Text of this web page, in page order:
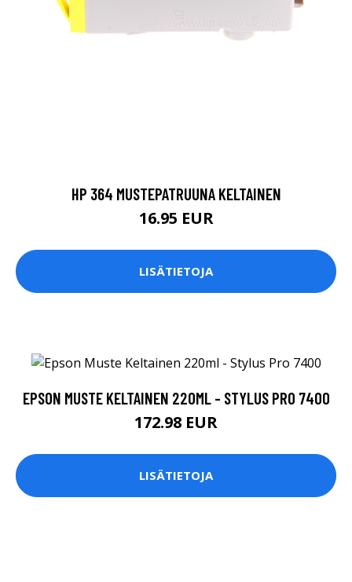
HP 364 MUSTEPATRUUNA KELTAINEN
16.95 EUR
LISÄTIETOJA
EPSON MUSTE KELTAINEN 220ML - STYLUS PRO 7400
172.98 EUR
LISÄTIETOJA